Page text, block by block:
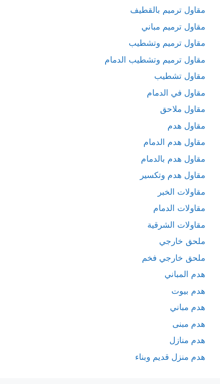
مقاول ترميم بالقطيف
مقاول ترميم مباني
مقاول ترميم وتشطيب
مقاول ترميم وتشطيب الدمام
مقاول تشطيب
مقاول في الدمام
مقاول ملاحق
مقاول هدم
مقاول هدم الدمام
مقاول هدم بالدمام
مقاول هدم وتكسير
مقاولات الخبر
مقاولات الدمام
مقاولات الشرقية
ملحق خارجي
ملحق خارجي فخم
هدم المباني
هدم بيوت
هدم مباني
هدم مبنى
هدم منازل
هدم منزل قديم وبناء